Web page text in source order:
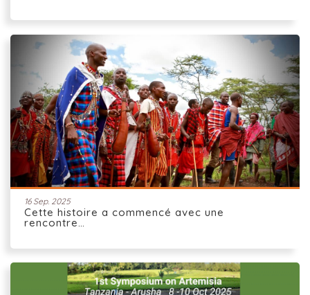
16 Sep. 2025
Cette histoire a commencé avec une
rencontre…